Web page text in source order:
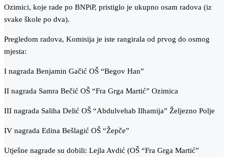
Ozimici, koje rade po BNPiP, pristiglo je ukupno osam radova (iz
svake škole po dva).
Pregledom radova, Komisija je iste rangirala od prvog do osmog
mjesta:
I nagrada Benjamin Gačić OŠ “Begov Han”
II nagrada Samra Bečić OŠ “Fra Grga Martić” Ozimica
III nagrada Saliha Delić OŠ “Abdulvehab Ilhamija” Željezno Polje
IV nagrada Edina Bešlagić OŠ “Žepče”
Utješne nagrade su dobili: Lejla Avdić (OŠ “Fra Grga Martić”